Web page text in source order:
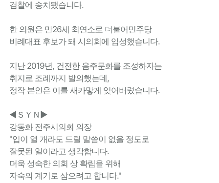
검찰에 송치됐습니다.
한 의원은 만26세 최연소로 더불어민주당
비례대표 후보가 돼 시의회에 입성했습니다.
지난 2019년, 건전한 음주문화를 조성하자는
취지로 조례까지 발의했는데,
정작 본인은 이를 새카맣게 잊어버렸습니다.
◀ＳＹＮ▶
강동화 전주시의회 의장
"입이 열 개라도 드릴 말씀이 없을 정도로
잘못된 일이라고 생각합니다.
더욱 성숙한 의회 상 확립을 위해
자숙의 계기로 삼으려고 합니다."